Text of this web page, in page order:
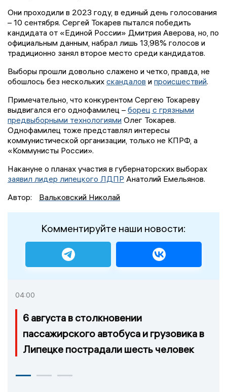
Они проходили в 2023 году, в единый день голосования
– 10 сентября. Сергей Токарев пытался победить
кандидата от «Единой России» Дмитрия Аверова, но, по
официальным данным, набрал лишь 13,98% голосов и
традиционно занял второе место среди кандидатов.
Выборы прошли довольно слажено и четко, правда, не
обошлось без нескольких скандалов и происшествий.
Примечательно, что конкурентом Сергею Токареву
выдвигался его однофамилец – борец с грязными
предвыборными технологиями Олег Токарев.
Однофамилец тоже представлял интересы
коммунистической организации, только не КПРФ, а
«Коммунисты России».
Накануне о планах участия в губернаторских выборах
заявил лидер липецкого ЛДПР Анатолий Емельянов.
Автор:
Вальковский Николай
Комментируйте наши новости:
04:00
6 августа в столкновении
пассажирского автобуса и грузовика в
Липецке пострадали шесть человек